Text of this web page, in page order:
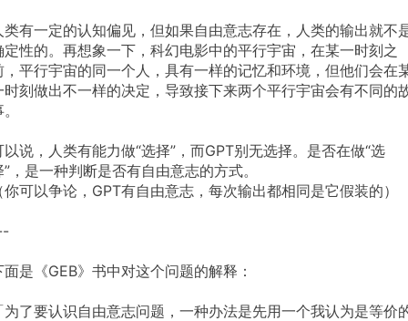
类有一定的认知偏见，但如果自由意志存在，人类的输出就不
定性的。再想象一下，科幻电影中的平行宇宙，在某一时刻之
，平行宇宙的同一个人，具有一样的记忆和环境，但他们会在
时刻做出不一样的决定，导致接下来两个平行宇宙会有不同的
以说，人类有能力做“选择”，而GPT别无选择。是否在做“选
”，是一种判断是否有自由意志的方式。
你可以争论，GPT有自由意志，每次输出都相同是它假装的）
面是《GEB》书中对这个问题的解释：
为了要认识自由意志问题，一种办法是先用一个我认为是等价